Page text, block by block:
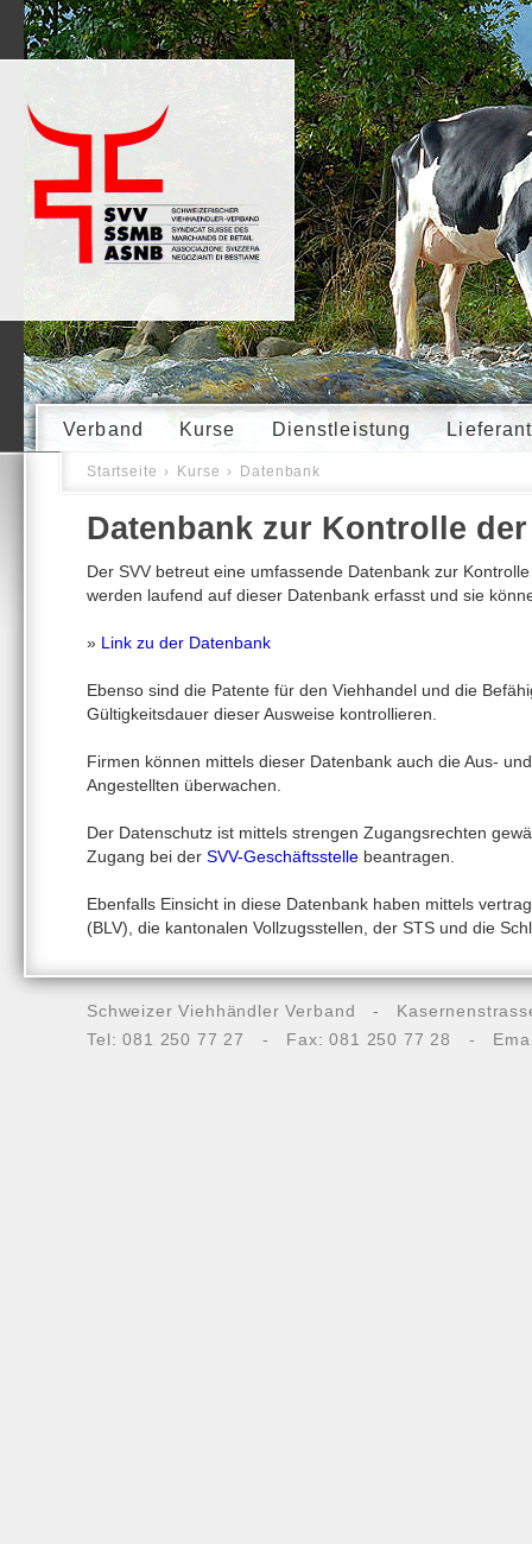
Verband Kurse Dienstleistung
Startseite › Kurse › Datenbank
Datenbank zur Kontrolle
Der SVV betreut eine umfassende Datenbank zur
werden laufend auf dieser Datenbank erfasst und sie
» Link zu der Datenbank
Ebenso sind die Patente für den Viehhandel und die
Gültigkeitsdauer dieser Ausweise kontrollieren.
Firmen können mittels dieser Datenbank auch die Aus-
Angestellten überwachen.
Der Datenschutz ist mittels strengen Zugangsrechten
Zugang bei der SVV-Geschäftsstelle beantragen.
Ebenfalls Einsicht in diese Datenbank haben mittels
(BLV), die kantonalen Vollzugsstellen, der STS und die
Schweizer Viehhändler Verband -
Tel: 081 250 77 27 - Fax: 081 250 77 28 -